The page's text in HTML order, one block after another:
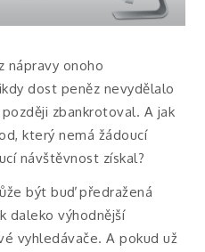
nápravy onoho
dost peněz nevydělalo
zbankrotoval. A jak
který nemá žádoucí
návštěvnost získal?
být buď předražená
daleko výhodnější
vyhledávače. A pokud už